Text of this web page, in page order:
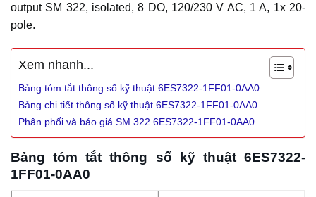
output SM 322, isolated, 8 DO, 120/230 V AC, 1 A, 1x 20-
pole.
Xem nhanh...
Bảng tóm tắt thông số kỹ thuật 6ES7322-1FF01-0AA0
Bảng chi tiết thông số kỹ thuật 6ES7322-1FF01-0AA0
Phân phối và báo giá SM 322 6ES7322-1FF01-0AA0
Bảng tóm tắt thông số kỹ thuật 6ES7322-
1FF01-0AA0